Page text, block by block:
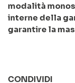
modalità
interne della
garantire la
CONDIVIDI